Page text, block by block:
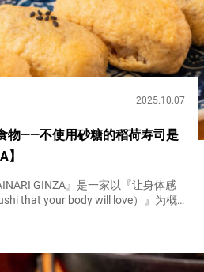
2025.10.07
物——不使用砂糖的稻荷寿司是
GINZA』是一家以『让身体感
that your body will love）』为概